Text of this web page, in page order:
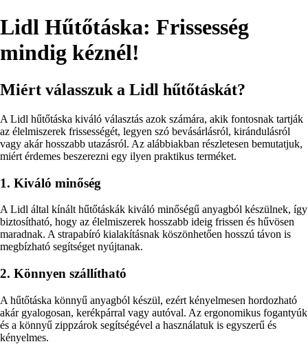
Lidl Hűtőtáska: Frissesség
mindig kéznél!
Miért válasszuk a Lidl hűtőtáskát?
A Lidl hűtőtáska kiváló választás azok számára, akik fontosnak tartják
az élelmiszerek frissességét, legyen szó bevásárlásról, kirándulásról
vagy akár hosszabb utazásról. Az alábbiakban részletesen bemutatjuk,
miért érdemes beszerezni egy ilyen praktikus terméket.
1. Kiváló minőség
A Lidl által kínált hűtőtáskák kiváló minőségű anyagból készülnek, így
biztosítható, hogy az élelmiszerek hosszabb ideig frissen és hűvösen
maradnak. A strapabíró kialakításnak köszönhetően hosszú távon is
megbízható segítséget nyújtanak.
2. Könnyen szállítható
A hűtőtáska könnyű anyagból készül, ezért kényelmesen hordozható
akár gyalogosan, kerékpárral vagy autóval. Az ergonomikus fogantyúk
és a könnyű zippzárok segítségével a használatuk is egyszerű és
kényelmes.